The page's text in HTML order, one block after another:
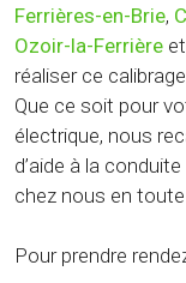
Ferrières-en-Brie,
Ozoir-la-Ferrière et
réaliser ce
Que ce soit pour
électrique, nous
d’aide à la
chez nous en
Pour prendre